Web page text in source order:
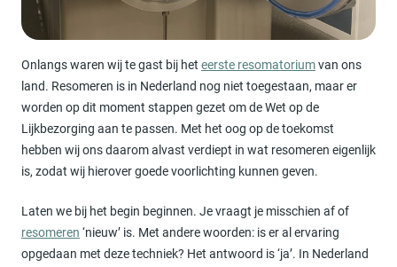
Onlangs waren wij te gast bij het eerste resomatoriumvan ons
land. Resomeren is in Nederland nog niet toegestaan, maar er
worden op dit moment stappen gezet om de Wet op de
Lijkbezorging aan te passen. Met het oog op de toekomst
hebben wij ons daarom alvast verdiept in wat resomeren eigenlijk
is, zodat wij hierover goede voorlichting kunnen geven.
Laten we bij het begin beginnen. Je vraagt je misschien af of
resomeren ‘nieuw’ is. Met andere woorden: is er al ervaring
opgedaan met deze techniek? Het antwoord is ‘ja’. In Nederland